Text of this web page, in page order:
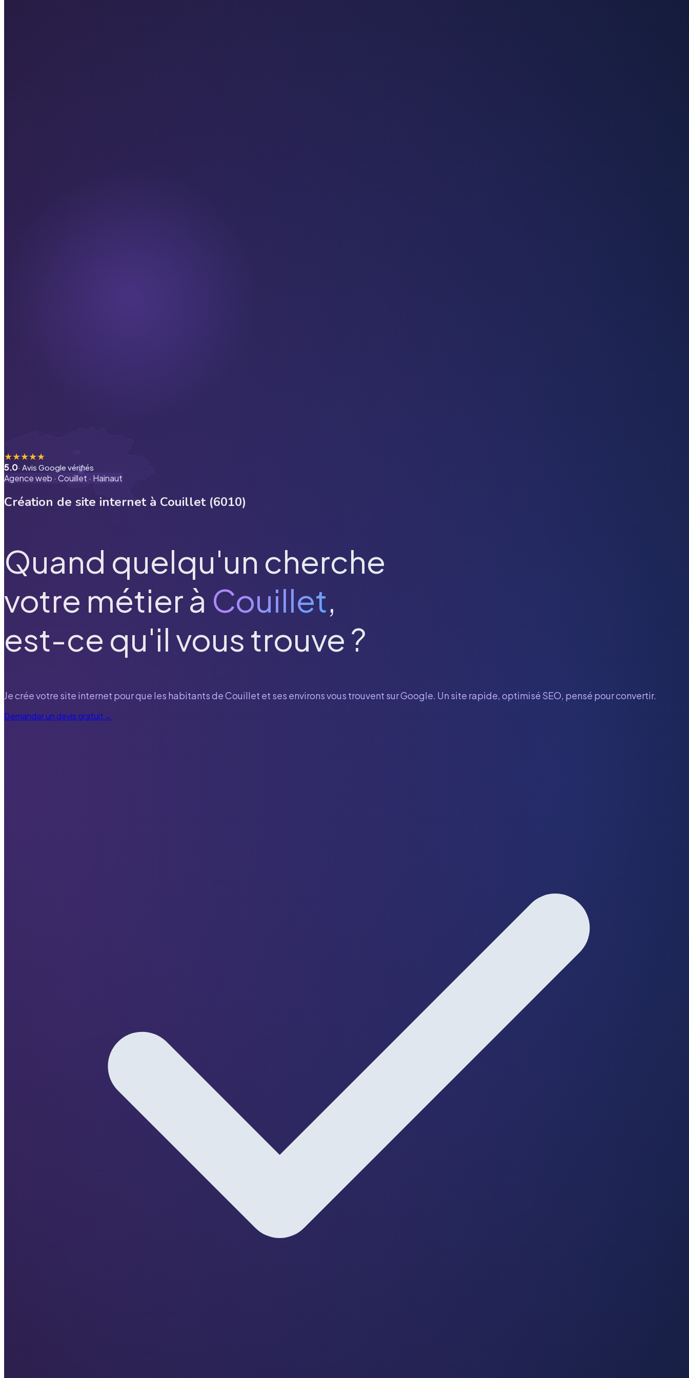
★★★★★
5.0· Avis Google vérifiés
Agence web · Couillet · Hainaut
Création de site internet à Couillet(6010)
Quand quelqu'un cherche
votre métier à Couillet,
est-ce qu'il vous trouve ?
Je crée votre site internet pour que les habitants deCouillet et ses environs vous trouvent sur Google. Un site rapide, optimisé SEO, pensé pour convertir.
Demander un devis gratuit→